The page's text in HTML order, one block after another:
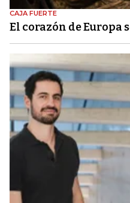
CAJA FUERTE
El corazón de Europa